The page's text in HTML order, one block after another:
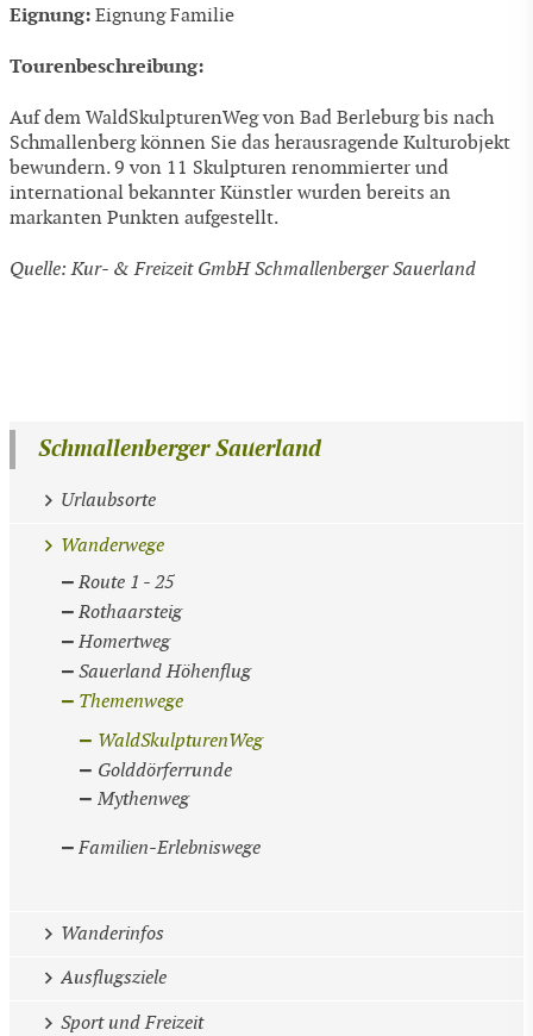
Eignung: Eignung Familie
Tourenbeschreibung:
Auf dem WaldSkulpturenWeg von Bad Berleburg bis nach
Schmallenberg können Sie das herausragende Kulturobjekt
bewundern. 9 von 11 Skulpturen renommierter und
international bekannter Künstler wurden bereits an
markanten Punkten aufgestellt.
Quelle: Kur- & Freizeit GmbH Schmallenberger Sauerland
Schmallenberger Sauerland
Urlaubsorte
Wanderwege
Route 1 - 25
Rothaarsteig
Homertweg
Sauerland Höhenflug
Themenwege
WaldSkulpturenWeg
Golddörferrunde
Mythenweg
Familien-Erlebniswege
Wanderinfos
Ausflugsziele
Sport und Freizeit